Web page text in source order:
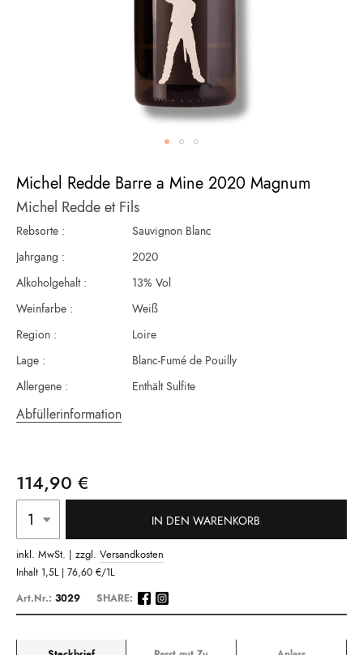
Michel Redde Barre a Mine 2020 Magnum
Michel Redde et Fils
Rebsorte :
Sauvignon Blanc
Jahrgang :
2020
Alkoholgehalt :
13% Vol
Weinfarbe :
Weiß
Region :
Loire
Lage :
Blanc-Fumé de Pouilly
Allergene :
Enthält Sulfite
Abfüllerinformation
114,90 €
IN DEN WARENKORB
inkl. MwSt. | zzgl. Versandkosten
Inhalt 1,5L | 76,60 €/1L
Anfang
der
Bildergalerie
springen
Art.Nr.: 3029 SHARE: